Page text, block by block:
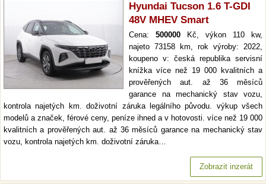
Hyundai Tucson 1.6 T-GDI
48V MHEV Smart
Cena: 500000 Kč, výkon 110 kw,
najeto 73158 km, rok výroby: 2022,
koupeno v: česká republika servisní
knížka více než 19 000 kvalitních a
prověřených aut. až 36 měsíců
garance na mechanický stav vozu,
kontrola najetých km. doživotní záruka legálního původu. výkup všech
modelů a značek, férové ceny, peníze ihned a v hotovosti. více než 19 000
kvalitních a prověřených aut. až 36 měsíců garance na mechanický stav
vozu, kontrola najetých km. doživotní záruka…
Zobrazit inzerát